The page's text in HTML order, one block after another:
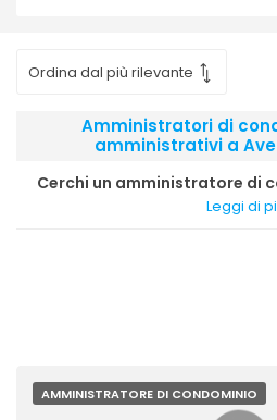
Amministratori di
amministrativi a
Cerchi un amministratore di
Leggi di
AMMINISTRATORE DI CONDOMINIO